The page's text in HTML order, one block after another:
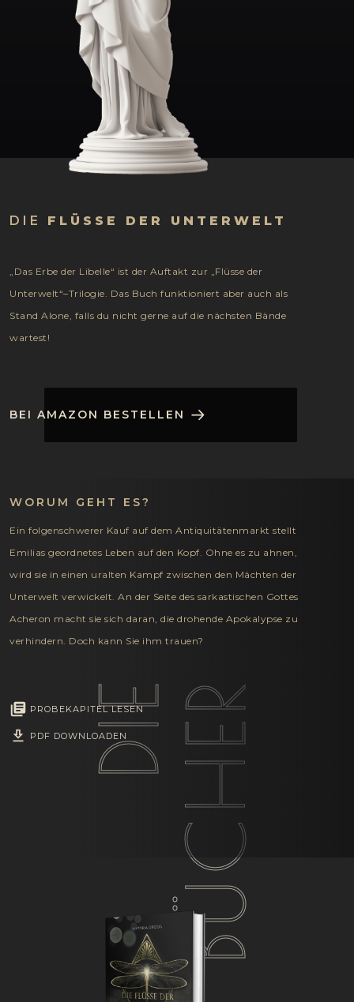
DIEBÜCHER
DIE FLÜSSE DER UNTERWELT
„Das Erbe der Libelle“ ist der Auftakt zur „Flüsse der
Unterwelt“–Trilogie. Das Buch funktioniert aber auch als
Stand Alone, falls du nicht gerne auf die nächsten Bände
wartest!
BEI AMAZON BESTELLEN
WORUM GEHT ES?
Ein folgenschwerer Kauf auf dem Antiquitätenmarkt stellt
Emilias geordnetes Leben auf den Kopf. Ohne es zu ahnen,
wird sie in einen uralten Kampf zwischen den Mächten der
Unterwelt verwickelt. An der Seite des sarkastischen Gottes
Acheron macht sie sich daran, die drohende Apokalypse zu
verhindern. Doch kann Sie ihm trauen?
PROBEKAPITEL LESEN
PDF DOWNLOADEN